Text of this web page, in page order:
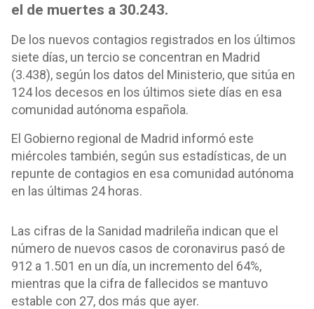
el de muertes a 30.243.
De los nuevos contagios registrados en los últimos
siete días, un tercio se concentran en Madrid
(3.438), según los datos del Ministerio, que sitúa en
124 los decesos en los últimos siete días en esa
comunidad autónoma española.
El Gobierno regional de Madrid informó este
miércoles también, según sus estadísticas, de un
repunte de contagios en esa comunidad autónoma
en las últimas 24 horas.
Las cifras de la Sanidad madrileña indican que el
número de nuevos casos de coronavirus pasó de
912 a 1.501 en un día, un incremento del 64%,
mientras que la cifra de fallecidos se mantuvo
estable con 27, dos más que ayer.